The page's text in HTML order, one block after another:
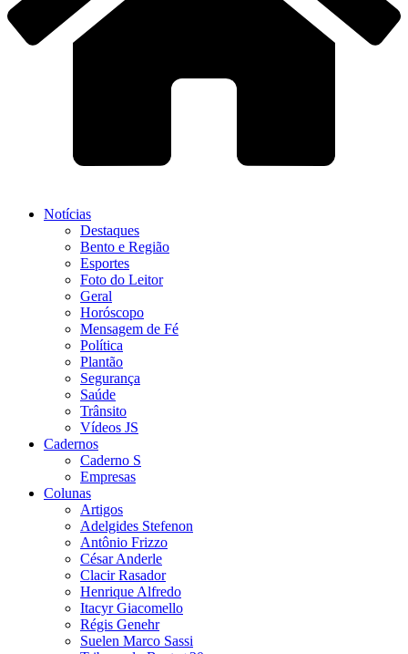
Notícias
Destaques
Bento e Região
Esportes
Foto do Leitor
Geral
Horóscopo
Mensagem de Fé
Política
Plantão
Segurança
Saúde
Trânsito
Vídeos JS
Cadernos
Caderno S
Empresas
Colunas
Artigos
Adelgides Stefenon
Antônio Frizzo
César Anderle
Clacir Rasador
Henrique Alfredo
Itacyr Giacomello
Régis Genehr
Suelen Marco Sassi